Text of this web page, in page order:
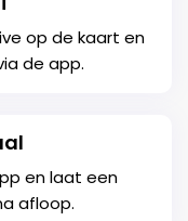
op de kaart en
de app.
en laat een
afloop.